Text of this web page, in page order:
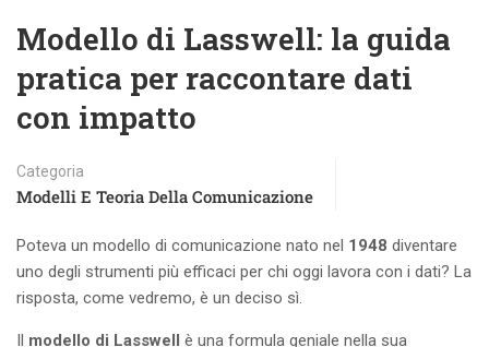
Modello di Lasswell: la guida
pratica per raccontare dati
con impatto
Categoria
Modelli E Teoria Della Comunicazione
Poteva un modello di comunicazione nato nel 1948 diventare
uno degli strumenti più efficaci per chi oggi lavora con i dati? La
risposta, come vedremo, è un deciso sì.
Il modello di Lasswell è una formula geniale nella sua